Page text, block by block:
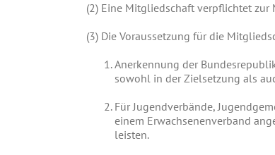
(2) Eine Mitgliedschaft verpflichtet zur
(3) Die Voraussetzung für die
Anerkennung der
sowohl in der Zielsetzung als
Für Jugendverbände,
einem Erwachsenenverband
leisten.